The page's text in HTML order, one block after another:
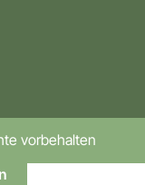
vorbehalten